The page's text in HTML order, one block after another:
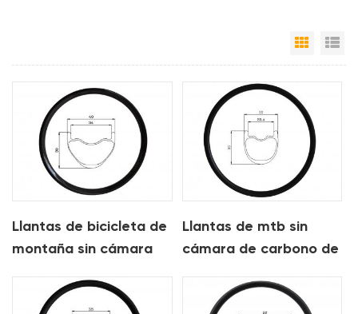
Vista
Llantas de bicicleta de
montaña sin cámara
para xc am
Llantas de mtb sin
cámara de carbono de